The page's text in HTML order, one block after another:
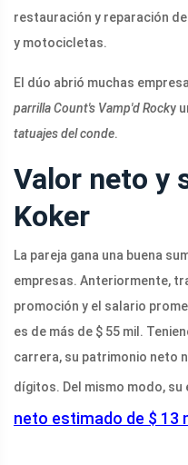
restauración y reparación
y motocicletas.
El dúo abrió muchas
parrilla Count's Vamp'd Rocky
tatuajes del conde.
Valor neto y
Koker
La pareja gana una buena
empresas. Anteriormente,
promoción y el salario
es de más de $ 55 mil.
carrera, su patrimonio neto
dígitos. Del mismo modo, su
neto estimado de $ 13